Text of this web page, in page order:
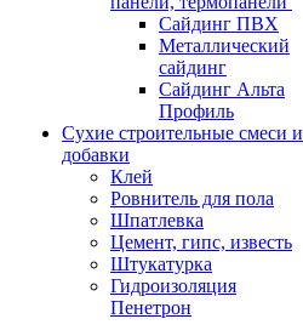
Сайдинг ПВХ
Металлический
сайдинг
Сайдинг Альта
Профиль
Сухие строительные смеси и
добавки
Клей
Ровнитель для пола
Шпатлевка
Цемент, гипс, известь
Штукатурка
Гидроизоляция
Пенетрон